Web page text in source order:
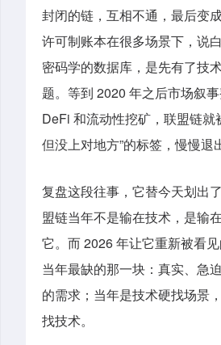
封闭的链，互相不通，最后变
许可制账本在很多场景下，说
密码学的数据库，是先有了技
题。等到 2020 年之后市场叙事
DeFi 和流动性挖矿，联盟链就
但没上对地方”的标签，慢慢退
复盘这段往事，它替今天划出
盟链当年不是输在技术，是输
它。而 2026 年让它重新被看
当年最缺的那一块：真实、急
的需求；当年是技术硬找场景
找技术。